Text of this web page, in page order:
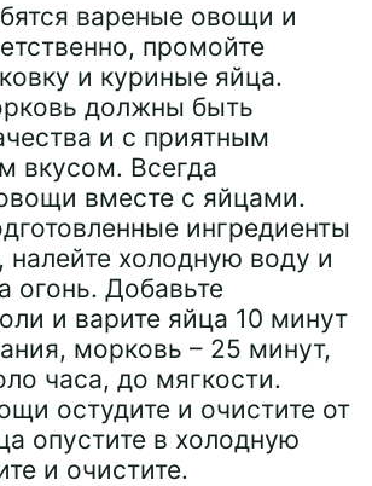
вареные овощи и
промойте
и куриные яйца.
должны быть
и с приятным
вкусом. Всегда
вместе с яйцами.
ингредиенты
холодную воду и
огонь. Добавьте
и варите яйца 10 минут
морковь – 25 минут,
часа, до мягкости.
остудите и очистите от
опустите в холодную
и очистите.